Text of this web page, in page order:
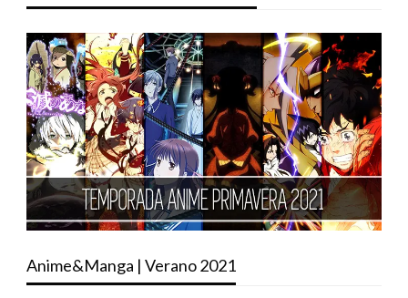
Anime&Manga | Verano 2021